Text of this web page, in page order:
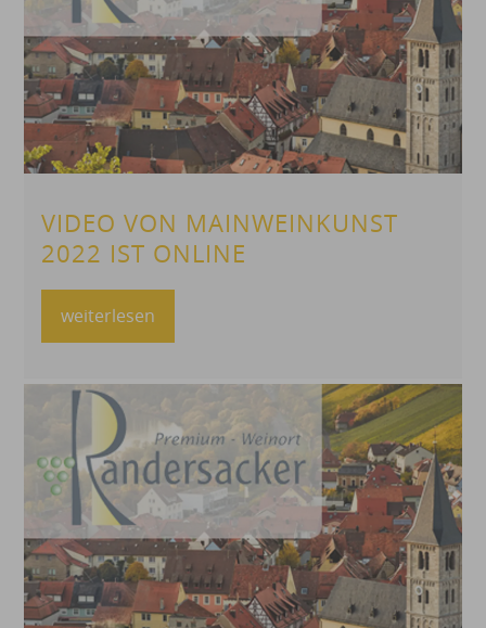
VIDEO VON MAINWEINKUNST
2022 IST ONLINE
weiterlesen